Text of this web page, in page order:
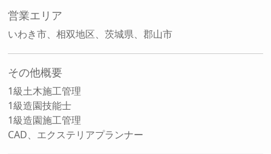
営業エリア
いわき市、相双地区、茨城県、郡山市
その他概要
1級土木施工管理
1級造園技能士
1級造園施工管理
CAD、エクステリアプランナー